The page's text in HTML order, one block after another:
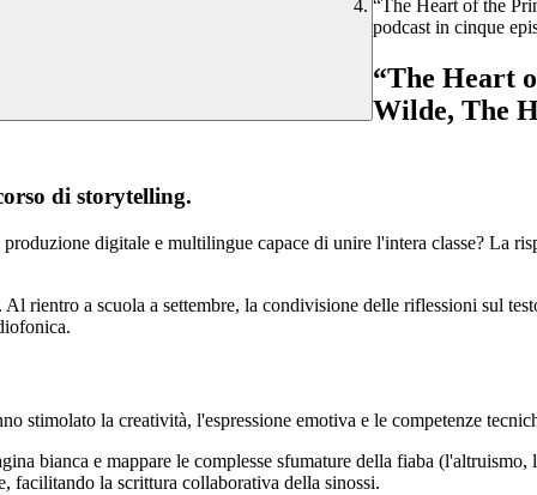
“The Heart of the
podcast in cinque
“The Heart
Wilde, The
di storytelling.
digitale e multilingue capace di unire l'intera classe? La
rientro a scuola a settembre, la condivisione delle riflessioni sul
stimolato la creatività, l'espressione emotiva e le competenze
bianca e mappare le complesse sfumature della fiaba
facilitando la scrittura collaborativa della sinossi.